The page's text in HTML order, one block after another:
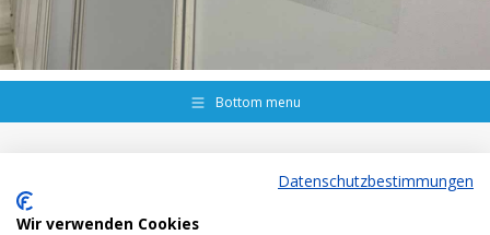
Bottom menu
Datenschutzbestimmungen
Wir verwenden Cookies